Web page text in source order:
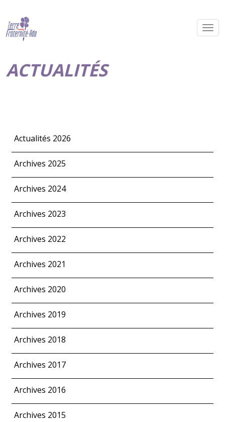
ACTUALITÉS
Actualités 2026
Archives 2025
Archives 2024
Archives 2023
Archives 2022
Archives 2021
Archives 2020
Archives 2019
Archives 2018
Archives 2017
Archives 2016
Archives 2015